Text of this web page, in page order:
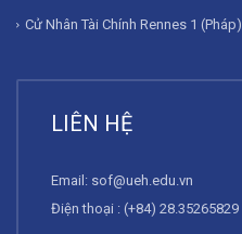
Cử Nhân Tài Chính Rennes 1 (Pháp)
LIÊN HỆ
Email: sof@ueh.edu.vn
Điện thoại : (+84) 28.35265829